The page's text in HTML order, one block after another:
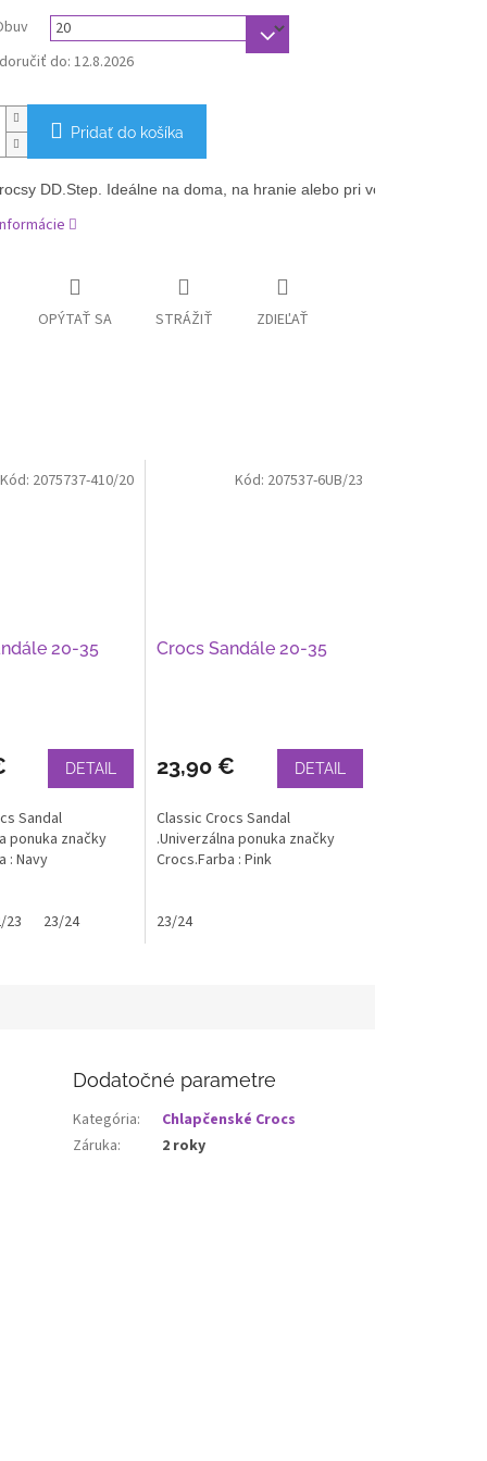
do: 12.8.2026
Pridať do košíka
DD.Step. Ideálne na doma, na hranie alebo pri vode.
OPÝTAŤ SA STRÁŽIŤ ZDIEĽAŤ
20-35
DETAIL
Sandal
ponuka značky
: Navy
23 23/24
Kód: 2075737-410/20
Crocs Sandále 20-35
23,90 € DETAIL
Classic Crocs Sandal
.Univerzálna ponuka značky
Crocs.Farba : Pink
23/24
Kód: 207537-6UB/23
Dodatočné parametre
Kategória:
Chlapčenské Crocs
Záruka: 2 roky